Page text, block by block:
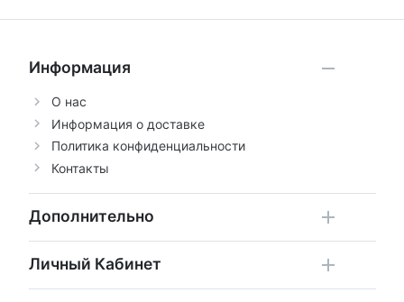
Информация
О нас
Информация о доставке
Политика конфиденциальности
Контакты
Дополнительно
Личный Кабинет